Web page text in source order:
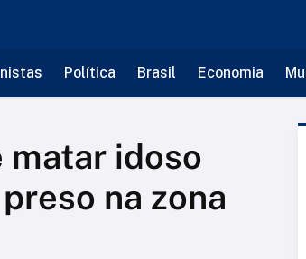
Política Brasil Economia
idoso
na zona